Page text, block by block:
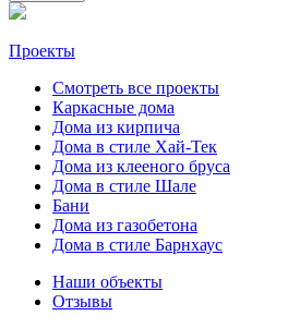
Проекты
Смотреть все проекты
Каркасные дома
Дома из кирпича
Дома в стиле Хай-Тек
Дома из клееного бруса
Дома в стиле Шале
Бани
Дома из газобетона
Дома в стиле Барнхаус
Наши объекты
Отзывы